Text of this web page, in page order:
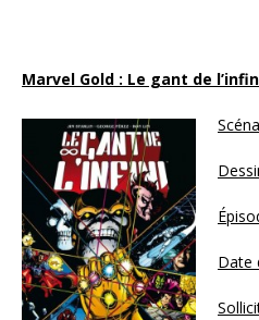
Marvel Gold : Le gant de
Date